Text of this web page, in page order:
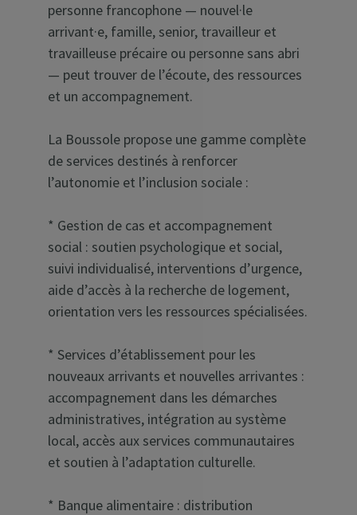
personne francophone — nouvel·le
arrivant·e, famille, senior, travailleur et
travailleuse précaire ou personne sans abri
— peut trouver de l’écoute, des ressources
et un accompagnement.
La Boussole propose une gamme complète
de services destinés à renforcer
l’autonomie et l’inclusion sociale :
* Gestion de cas et accompagnement
social : soutien psychologique et social,
suivi individualisé, interventions d’urgence,
aide d’accès à la recherche de logement,
orientation vers les ressources spécialisées.
* Services d’établissement pour les
nouveaux arrivants et nouvelles arrivantes :
accompagnement dans les démarches
administratives, intégration au système
local, accès aux services communautaires
et soutien à l’adaptation culturelle.
* Banque alimentaire : distribution